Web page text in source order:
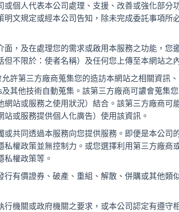
個人代表本公司處理、支援、改善或強化部分
文規定或經本公司告知，除未完成委託事項所
，及在處理您的需求或啟用本服務之功能，您
不限於：使者名稱）及任何您上傳至本網站之
許第三方廠商蒐集您的造訪本網站之相關資訊
其他技術自動蒐集。該第三方廠商可譨會蒐集
站或服務之使用狀況）結合。該第三方廠商可
或服務提供個人化廣告）使用該資訊。
共同透過本服務向您提供服務。即便是本公司
權政策並無控制力。或您選擇利用第三方廠商
私權政策等。
有價證券、破產、重組、解散、併購或其他類
機關或政府機關之要求，或本公司認定有遵守